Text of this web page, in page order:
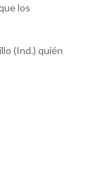
los
(Ind.) quién